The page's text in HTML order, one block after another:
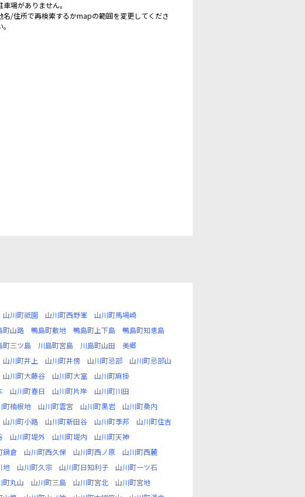
車場がありません。
名/住所で再検索するかmapの範囲を変更してくださ
。
山川町祇園 山川町西野峯
山川町馬場崎
町山路 鴨島町敷地 鴨島町上下島
鴨島町知恵島
町三ツ島 川島町宮島 川島町山田
美郷
山川町井上 山川町井傍 山川町忌部
山川町忌部山
山川町大藤谷 山川町大室
山川町麻掛
山川町春日 山川町片岸
山川町川田
町楠根地 山川町雲宮 山川町黒岩
山川町桑内
山川町小路 山川町新田谷 山川町季邦
山川町住吉
山川町堤外 山川町堤内
山川町天神
鍋倉 山川町西久保 山川町西ノ原
山川町西麓
地 山川町久宗 山川町日知利子
山川町一ツ石
町丸山 山川町三島 山川町宮北
山川町宮地